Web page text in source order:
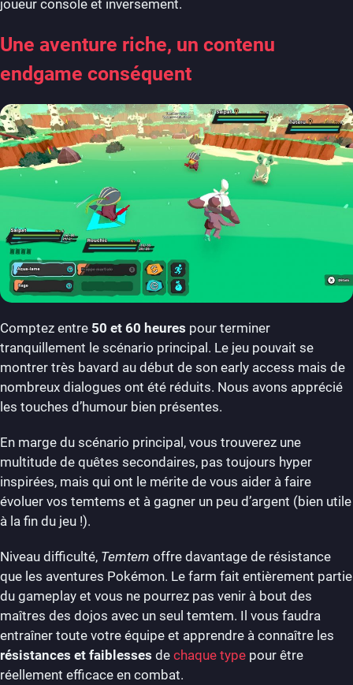
joueur console et inversement.
Une aventure riche, un contenu
endgame conséquent
Comptez entre 50 et 60 heures pour terminer
tranquillement le scénario principal. Le jeu pouvait se
montrer très bavard au début de son early access mais de
nombreux dialogues ont été réduits. Nous avons apprécié
les touches d’humour bien présentes.
En marge du scénario principal, vous trouverez une
multitude de quêtes secondaires, pas toujours hyper
inspirées, mais qui ont le mérite de vous aider à faire
évoluer vos temtems et à gagner un peu d’argent (bien utile
à la fin du jeu !).
Niveau difficulté, Temtem offre davantage de résistance
que les aventures Pokémon. Le farm fait entièrement partie
du gameplay et vous ne pourrez pas venir à bout des
maîtres des dojos avec un seul temtem. Il vous faudra
entraîner toute votre équipe et apprendre à connaître les
résistances et faiblesses de chaque type pour être
réellement efficace en combat.